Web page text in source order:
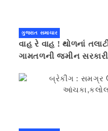
ગુજરાત સમાચાર
વાહ રે વાહ ! થોળનાં
ગામતળની જમીન